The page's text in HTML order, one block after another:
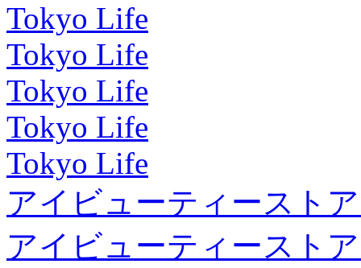
Tokyo Life
Tokyo Life
Tokyo Life
Tokyo Life
Tokyo Life
アイビューティースト
アイビューティースト